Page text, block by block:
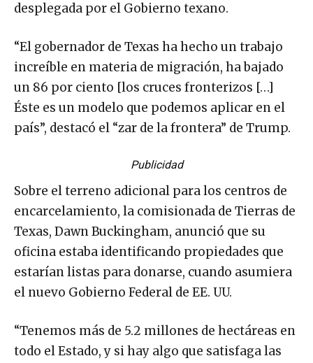
desplegada por el Gobierno texano.
“El gobernador de Texas ha hecho un trabajo
increíble en materia de migración, ha bajado
un 86 por ciento [los cruces fronterizos […]
Éste es un modelo que podemos aplicar en el
país”, destacó el “zar de la frontera” de Trump.
Publicidad
Sobre el terreno adicional para los centros de
encarcelamiento, la comisionada de Tierras de
Texas, Dawn Buckingham, anunció que su
oficina estaba identificando propiedades que
estarían listas para donarse, cuando asumiera
el nuevo Gobierno Federal de EE. UU.
“Tenemos más de 5.2 millones de hectáreas en
todo el Estado, y si hay algo que satisfaga las